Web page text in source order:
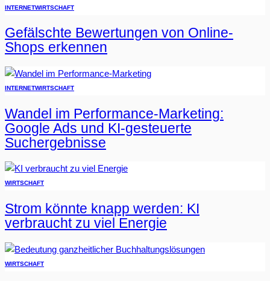
INTERNETWIRTSCHAFT
Gefälschte Bewertungen von Online-
Shops erkennen
INTERNETWIRTSCHAFT
Wandel im Performance-Marketing:
Google Ads und KI-gesteuerte
Suchergebnisse
WIRTSCHAFT
Strom könnte knapp werden: KI
verbraucht zu viel Energie
WIRTSCHAFT